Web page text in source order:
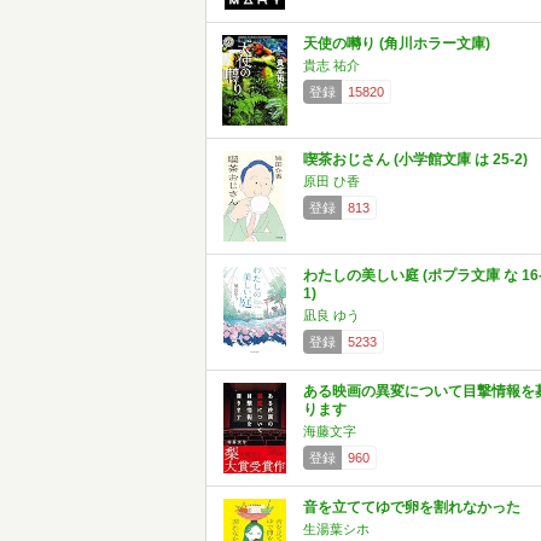
天使の囀り (角川ホラー文庫)
貴志 祐介
登録
15820
喫茶おじさん (小学館文庫 は 25-2)
原田 ひ香
登録
813
わたしの美しい庭 (ポプラ文庫 な
1)
凪良 ゆう
登録
5233
ある映画の異変について目撃情報を
ります
海藤文字
登録
960
音を立ててゆで卵を割れなかった
生湯葉シホ